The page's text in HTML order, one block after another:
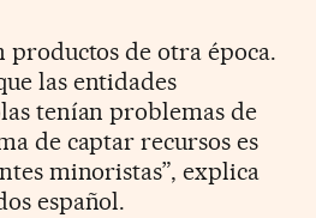
productos de otra época.
las entidades
tenían problemas de
de captar recursos es
minoristas”, explica
español.